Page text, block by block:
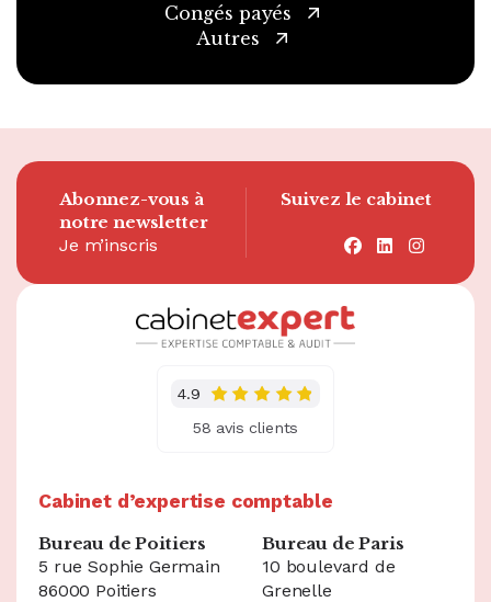
Congés payés
Autres
Cabinet d’expertise comptable
Bureau de Poitiers
5 rue Sophie Germain
86000 Poitiers
Bureau de Paris
10 boulevard de
Grenelle
4.9
58 avis clients
Abonnez-vous à
notre newsletter
Je m’inscris
Suivez le cabinet
facebook
linkedin